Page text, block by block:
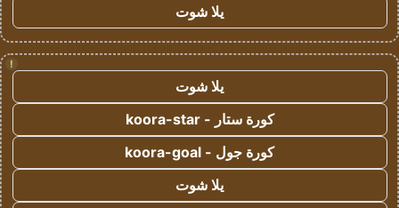
يلا شوت
!
يلا شوت
كورة ستار - koora-star
كورة جول - koora-goal
يلا شوت